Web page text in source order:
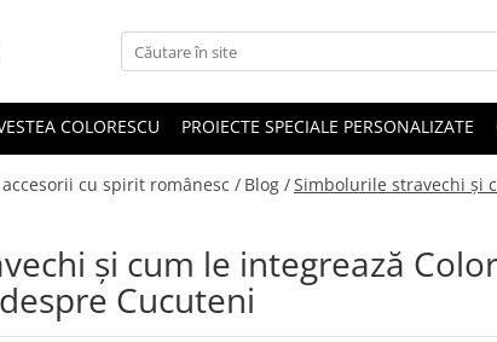
COLORESCU PROIECTE SPECIALE PERSONALIZATE
cu spirit românesc / Blog /Simbolurile stravechi și
și cum le integrează
Cucuteni